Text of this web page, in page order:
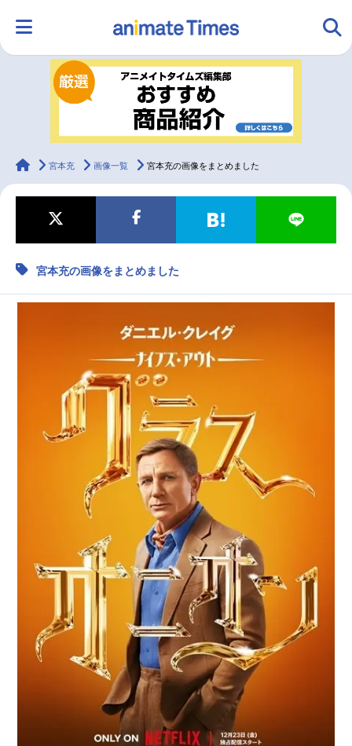
ランキング アニメ
ラジオ みんなの声
マンガ・ラノベ ゲーム・アプリ 音楽 コスプレ
2.5次元 配信・Vtuber
アニメ映画一覧
今期アニメ曜日別一覧
春アニメ 夏アニメ
冬アニメ
男性声優/女性声優一覧
FOLLOW US
animateTimes
宮本充 画像一覧 宮本充の画像をまとめました
宮本充の画像をまとめました